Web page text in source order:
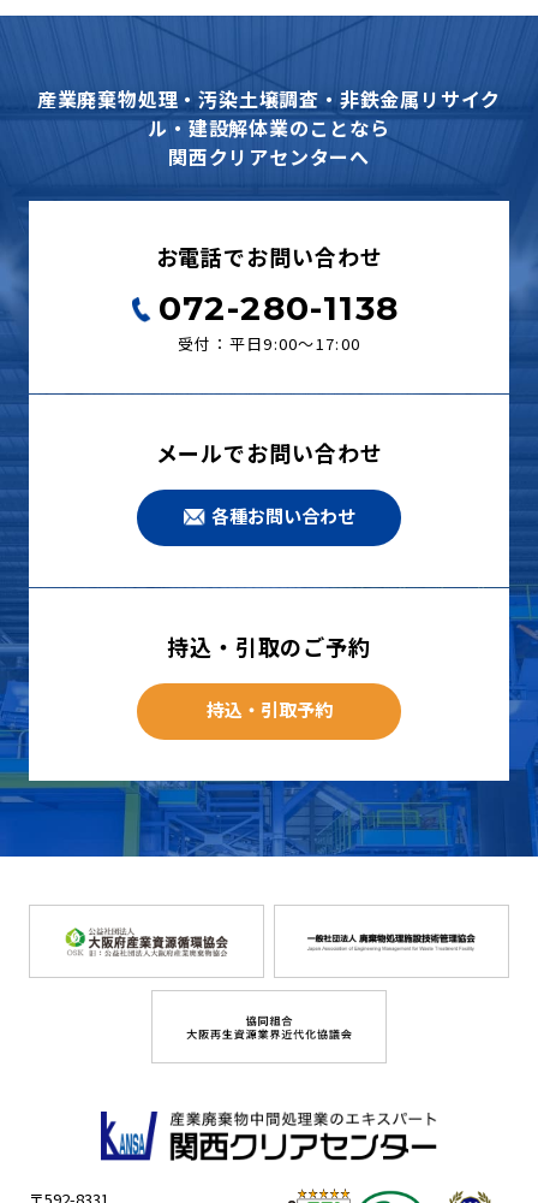
産業廃棄物処理・汚染土壌調査・非鉄金属リサイク
ル・建設解体業のことなら
関西クリアセンターへ
お電話でお問い合わせ
072-280-1138
受付：平日9:00〜17:00
メールでお問い合わせ
各種お問い合わせ
持込・引取のご予約
持込・引取予約